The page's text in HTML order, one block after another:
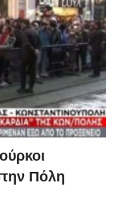
Πόλη